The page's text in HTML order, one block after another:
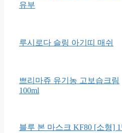
유부
루시로다 슬링 아기띠 매쉬
쁘리마쥬 유기농 고보습크림
100ml
블루 본 마스크 KF80 [소형]